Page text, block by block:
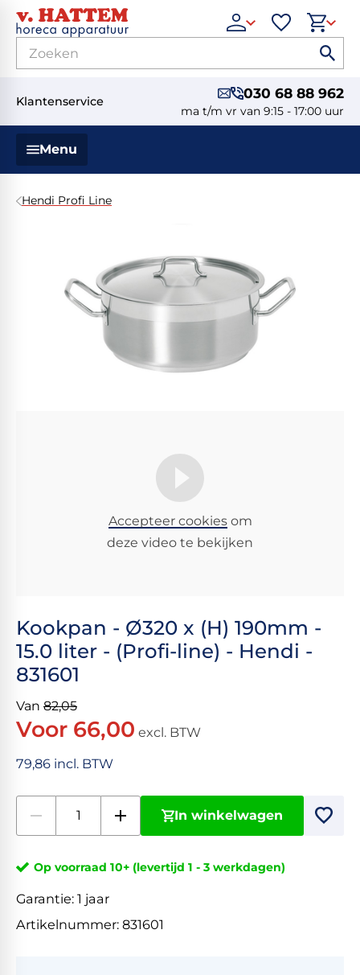
Klantenservice 030 68 88 962
ma t/m vr van 9:15 - 17:00 uur
Menu
Hendi Profi Line
Accepteer cookiesom
deze video te bekijken
Kookpan - Ø320 x (H) 190mm -
15.0 liter - (Profi-line) - Hendi -
831601
Van 82,05
Voor 66,00 excl. BTW
79,86 incl. BTW
In winkelwagen
Op voorraad 10+ (levertijd 1 - 3 werkdagen)
Garantie: 1 jaar
Artikelnummer: 831601